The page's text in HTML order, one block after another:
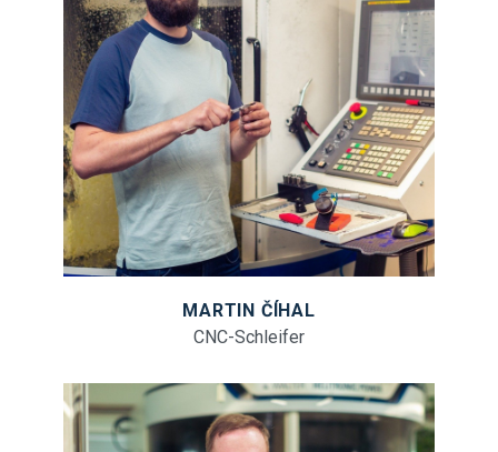
MARTIN ČÍHAL
CNC-Schleifer